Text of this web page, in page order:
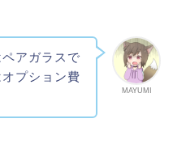
MAYUMI
アガラスで
プション費